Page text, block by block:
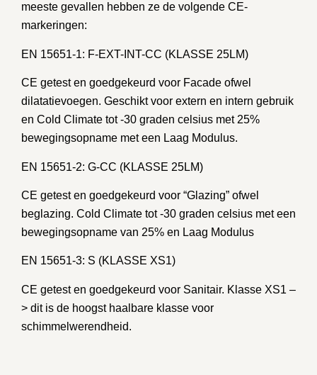
meeste gevallen hebben ze de volgende CE-
markeringen:
EN 15651-1: F-EXT-INT-CC (KLASSE 25LM)
CE getest en goedgekeurd voor Facade ofwel
dilatatievoegen. Geschikt voor extern en intern gebruik
en Cold Climate tot -30 graden celsius met 25%
bewegingsopname met een Laag Modulus.
EN 15651-2: G-CC (KLASSE 25LM)
CE getest en goedgekeurd voor “Glazing” ofwel
beglazing. Cold Climate tot -30 graden celsius met een
bewegingsopname van 25% en Laag Modulus
EN 15651-3: S (KLASSE XS1)
CE getest en goedgekeurd voor Sanitair. Klasse XS1 –
> dit is de hoogst haalbare klasse voor
schimmelwerendheid.